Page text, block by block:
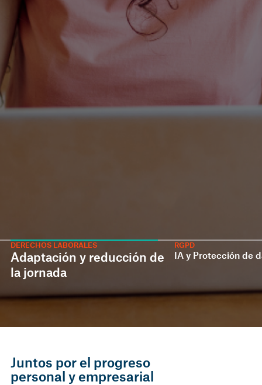
DERECHOS LABORALES
Adaptación y reducción de
la jornada
RGPD
IA y Protección de
Juntos por el progreso
personal y empresarial